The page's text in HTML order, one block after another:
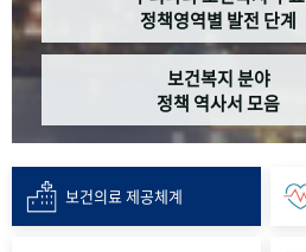
정책영역별 발전 단계
보건복지 분야
정책 역사서 모음
보건의료 제공체계